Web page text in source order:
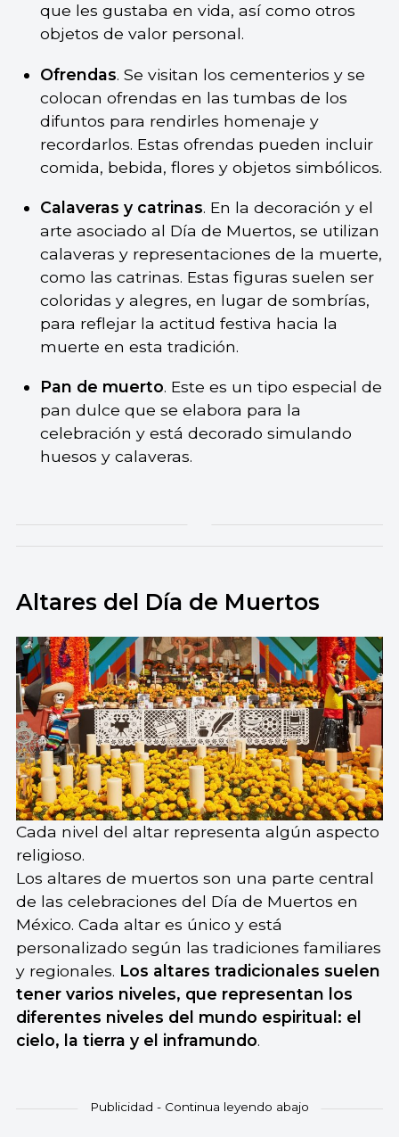
que les gustaba en vida, así como otros
objetos de valor personal.
Ofrendas. Se visitan los cementerios y se
colocan ofrendas en las tumbas de los
difuntos para rendirles homenaje y
recordarlos. Estas ofrendas pueden incluir
comida, bebida, flores y objetos simbólicos.
Calaveras y catrinas. En la decoración y el
arte asociado al Día de Muertos, se utilizan
calaveras y representaciones de la muerte,
como las catrinas. Estas figuras suelen ser
coloridas y alegres, en lugar de sombrías,
para reflejar la actitud festiva hacia la
muerte en esta tradición.
Pan de muerto. Este es un tipo especial de
pan dulce que se elabora para la
celebración y está decorado simulando
huesos y calaveras.
Altares del Día de Muertos
Cada nivel del altar representa algún aspecto
religioso.
Los altares de muertos son una parte central
de las celebraciones del Día de Muertos en
México. Cada altar es único y está
personalizado según las tradiciones familiares
y regionales. Los altares tradicionales suelen
tener varios niveles, que representan los
diferentes niveles del mundo espiritual: el
cielo, la tierra y el inframundo.